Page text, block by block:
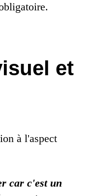
et
à l'aspect
car c'est un